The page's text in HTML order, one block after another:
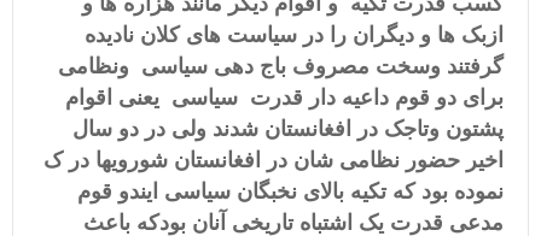
ازبک ها و دیگران را در سیاست های کلان نادیده
گرفتند وسخت مصروف باج دهی سیاسی ونظامی
برای دو قوم داعیه دار قدرت سیاسی یعنی اقوام
پشتون وتاجک در افغانستان شدند ولی در دو سال
اخیر حضور نظامی شان در افغانستان شورویها در ک
نموده بود که تکیه بالای نخبگان سیاسی ایندو قوم
مدعی قدرت یک اشتباه تاریخی آنان بودکه باعث